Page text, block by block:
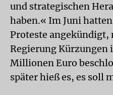
und strategischen
haben.« Im Juni
Proteste angekündigt,
Regierung Kürzungen
Millionen Euro
später hieß es, es soll